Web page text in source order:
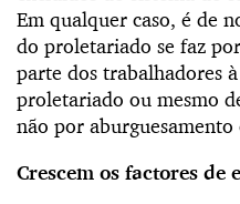
Em qualquer caso, é de
do proletariado se faz
parte dos trabalhadores
proletariado ou mesmo
não por aburguesamento
Crescem os factores de